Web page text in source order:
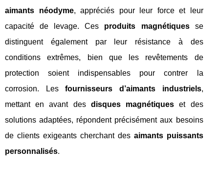
aimants néodyme, appréciés pour leur force et leur
capacité de levage. Ces produits magnétiquesse
distinguent également par leur résistance à des
conditions extrêmes, bien que les revêtements de
protection soient indispensables pour contrer la
corrosion. Lesfournisseurs d’aimants industriels,
mettant en avant des disques magnétiques et des
solutions adaptées, répondent précisément aux besoins
de clients exigeants cherchant des aimants puissants
personnalisés.